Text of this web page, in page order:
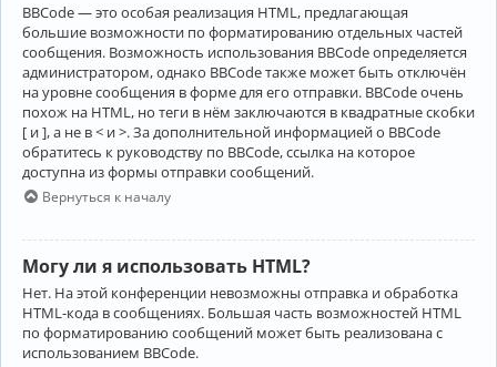
BBCode — это особая реализация HTML, предлагающая
большие возможности по форматированию отдельных частей
сообщения. Возможность использования BBCode определяется
администратором, однако BBCode также может быть отключён
на уровне сообщения в форме для его отправки. BBCode очень
похож на HTML, но теги в нём заключаются в квадратные скобки
[ и ], а не в < и >. За дополнительной информацией о BBCode
обратитесь к руководству по BBCode, ссылка на которое
доступна из формы отправки сообщений.
Вернуться к началу
Могу ли я использовать HTML?
Нет. На этой конференции невозможны отправка и обработка
HTML-кода в сообщениях. Большая часть возможностей HTML
по форматированию сообщений может быть реализована с
использованием BBCode.